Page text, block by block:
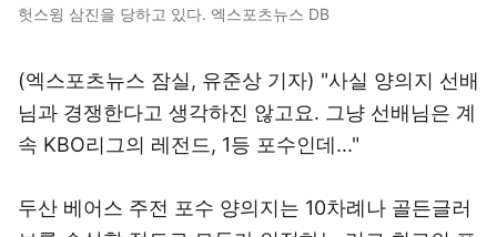
헛스윙 삼진을 당하고 있다. 엑스포츠뉴스 DB
(엑스포츠뉴스 잠실, 유준상 기자) "사실 양의지 선배
님과 경쟁한다고 생각하진 않고요. 그냥 선배님은 계
속 KBO리그의 레전드, 1등 포수인데..."
두산 베어스 주전 포수 양의지는 10차례나 골든글러